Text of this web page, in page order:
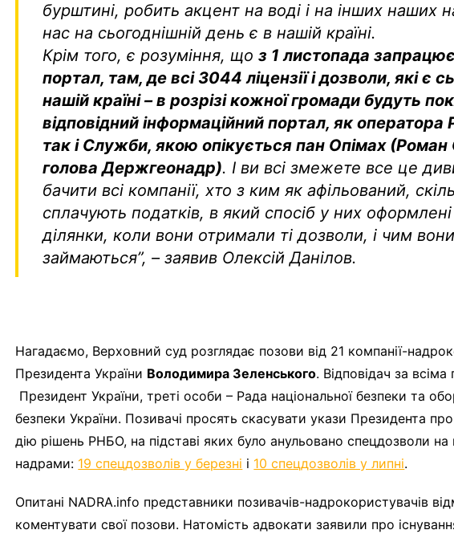
бурштині, робить акцент на воді і на інших наших
нас на сьогоднішній день є в нашій країні.
Крім того, є розуміння, щоз 1 листопада
портал, там, де всі 3044 ліцензії і дозволи, які є
нашій країні – в розрізі кожної громади будуть
відповідний інформаційний портал, як
так і Служби, якою опікується пан Опімах (Роман
голова Держгеонадр). І ви всі змежете все це
бачити всі компанії, хто з ким як афільований,
сплачують податків, в який спосіб у них
ділянки, коли вони отримали ті дозволи, і чим
займаються”, – заявив Олексій Данілов.
Нагадаємо, Верховний суд розглядає позови від 21 компанії-
Президента України Володимира Зеленського. Відповідач за
Президент України, треті особи– Рада національної безпеки та
безпеки України. Позивачі просять скасувати укази Президента
дію рішень РНБО, на підставі яких було анульовано спецдозволи на
надрами: 19 спецдозволів у березні і 10 спецдозволів у липні.
Опитанi NADRA.info представники позивачів-надрокористувачів
коментувати свої позови. Натомість адвокати заявили про